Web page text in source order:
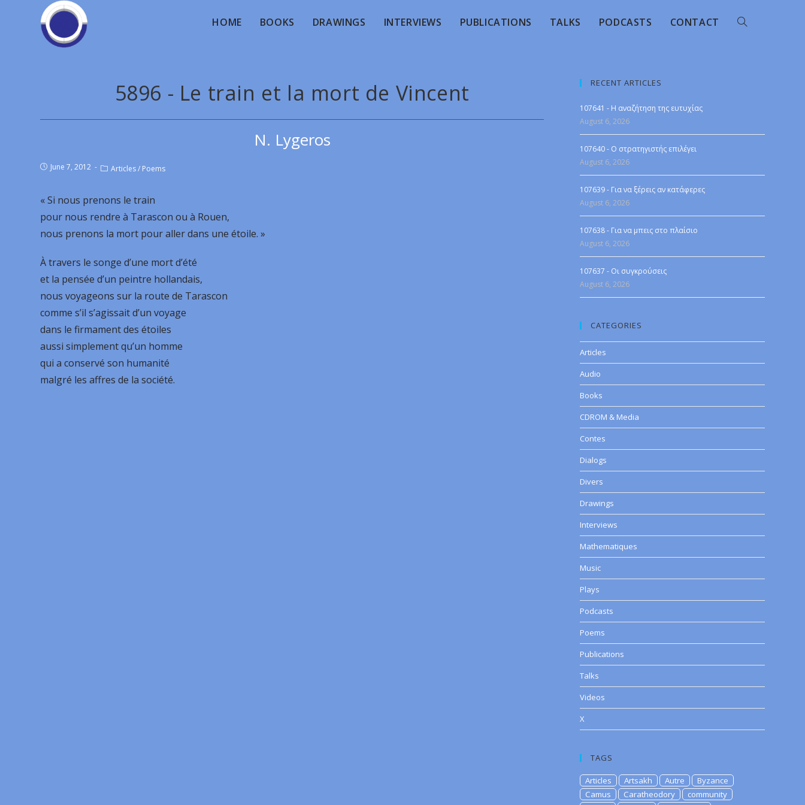
HOME BOOKS DRAWINGS INTERVIEWS PUBLICATIONS TALKS PODCASTS CONTACT
5896 - Le train et la mort de Vincent
N. Lygeros
June 7, 2012 Articles/ Poems
« Si nous prenons le train
pour nous rendre à Tarascon ou à Rouen,
nous prenons la mort pour aller dans une étoile. »
À travers le songe d’une mort d’été
et la pensée d’un peintre hollandais,
nous voyageons sur la route de Tarascon
comme s’il s’agissait d’un voyage
dans le firmament des étoiles
aussi simplement qu’un homme
qui a conservé son humanité
malgré les affres de la société.
RECENT ARTICLES
107641 - Η αναζήτηση της ευτυχίας
August 6, 2026
107640 - Ο στρατηγιστής επιλέγει
August 6, 2026
107639 - Για να ξέρεις αν κατάφερες
August 6, 2026
107638 - Για να μπεις στο πλαίσιο
August 6, 2026
107637 - Οι συγκρούσεις
August 6, 2026
CATEGORIES
Articles
Audio
Books
CDROM & Media
Contes
Dialogs
Divers
Drawings
Interviews
Mathematiques
Music
Plays
Podcasts
Poems
Publications
Talks
Videos
X
TAGS
Articles Artsakh Autre
Byzance
Camus
Caratheodory
community